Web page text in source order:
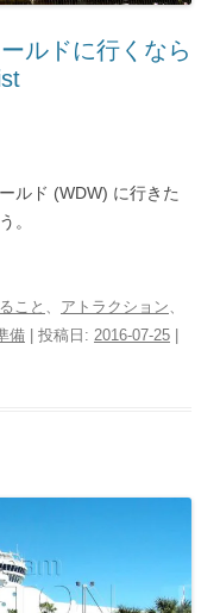
ルドに行くなら
ルド (WDW) に行きた
。
こと 、 アトラクション、
備 | 投稿日: 2016-07-25